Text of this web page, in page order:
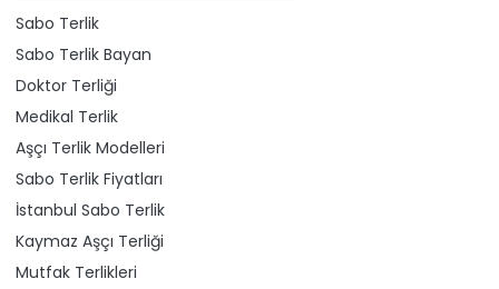
Sabo Terlik
Sabo Terlik Bayan
Doktor Terliği
Medikal Terlik
Aşçı Terlik Modelleri
Sabo Terlik Fiyatları
İstanbul Sabo Terlik
Kaymaz Aşçı Terliği
Mutfak Terlikleri